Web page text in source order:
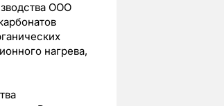
ООО
нагрева,